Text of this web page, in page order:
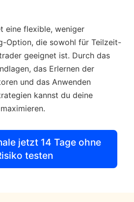
eine flexible, weniger
Option, die sowohl für Teilzeit-
geeignet ist. Durch das
das Erlernen der
und das Anwenden
kannst du deine
jetzt 14 Tage ohne
testen